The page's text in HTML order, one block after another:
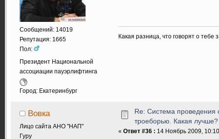
Сообщений: 14019
Репутация: 1665
Пол:
Президент Национальной
ассоциации пауэрлифтинга
Город: Екатеринбург
Какая разница, что говорят о
Вовка
Лицо сайта АНО "НАП"
Гуру
Re: Система проведения
троеборью. Какая лучше?
« Ответ #36 : 14 Ноябрь 2009,